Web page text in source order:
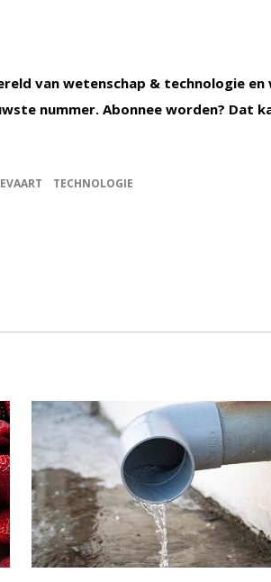
van wetenschap & technologie
nummer. Abonnee worden? Dat
TECHNOLOGIE